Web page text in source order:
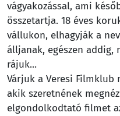
vágyakozással, ami
összetartja. 18 éves
vállukon, elhagyják a
álljanak, egészen addig,
rájuk...
Várjuk a Veresi
akik szeretnének
elgondolkodtató filmet